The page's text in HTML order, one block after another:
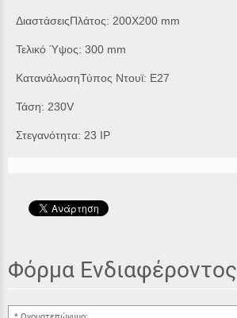
ΔιαστάσειςΠλάτος: 200Χ200 mm
Τελικό Ύψος: 300 mm
ΚατανάλωσηΤύπος Ντουϊ: E27
Τάση: 230V
Στεγανότητα: 23 IP
Φόρμα Ενδιαφέροντος